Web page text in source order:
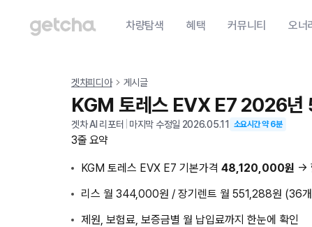
차량탐색 혜택 커뮤니티 오너
겟차피디아 게시글
KGM 토레스 EVX E7 2026년
겟차 AI 리포터 마지막 수정일 2026.05.11 소요시간 약6분
3줄 요약
KGM 토레스 EVX E7 기본가격48,120,000원 →
리스 월 344,000원 / 장기렌트 월 551,288원 (36
제원, 보험료, 보증금별 월 납입료까지 한눈에 확인